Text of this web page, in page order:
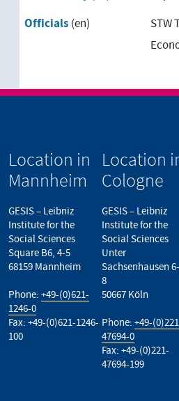
Officials (en)
STW
Location in
Mannheim
GESIS – Leibniz
Institute for the
Social Sciences
Square B6, 4-5
68159 Mannheim
Phone: +49-(0)621-
1246-0
Fax: +49-(0)621-1246-
100
Location
Cologne
GESIS – Leibniz
Institute for the
Social Sciences
Unter
Sachsenhausen 6-
8
50667 Köln
Phone:+49-
47694-0
Fax: +49-(0)221-
47694-199